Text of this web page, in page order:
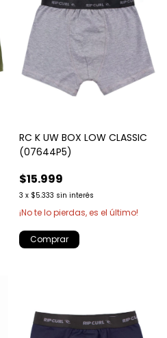
RC K UW BOX LOW CLASSIC
(07644P5)
$15.999
3 x $5.333 sin interés
¡No te lo pierdas, es el último!
Comprar